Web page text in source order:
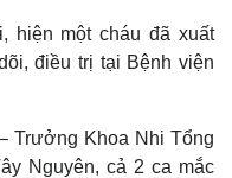
cà phê
hiện một cháu đã xuất
điều trị tại Bệnh viện
Trưởng Khoa Nhi Tổng
Nguyên, cả 2 ca mắc